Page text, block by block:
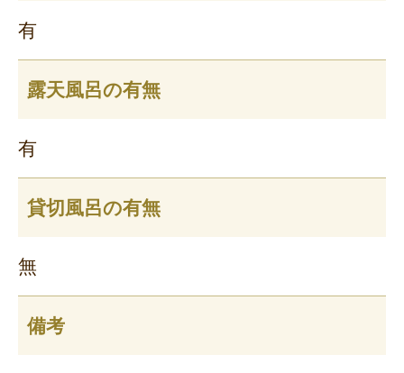
有
露天風呂の有無
有
貸切風呂の有無
無
備考